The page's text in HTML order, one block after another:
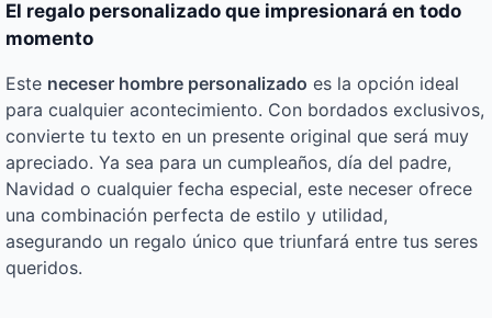
El regalo personalizado que impresionará en todo
momento
Este neceser hombre personalizado es la opción ideal
para cualquier acontecimiento. Con bordados exclusivos,
convierte tu texto en un presente original que será muy
apreciado. Ya sea para un cumpleaños, día del padre,
Navidad o cualquier fecha especial, este neceser ofrece
una combinación perfecta de estilo y utilidad,
asegurando un regalo único que triunfará entre tus seres
queridos.